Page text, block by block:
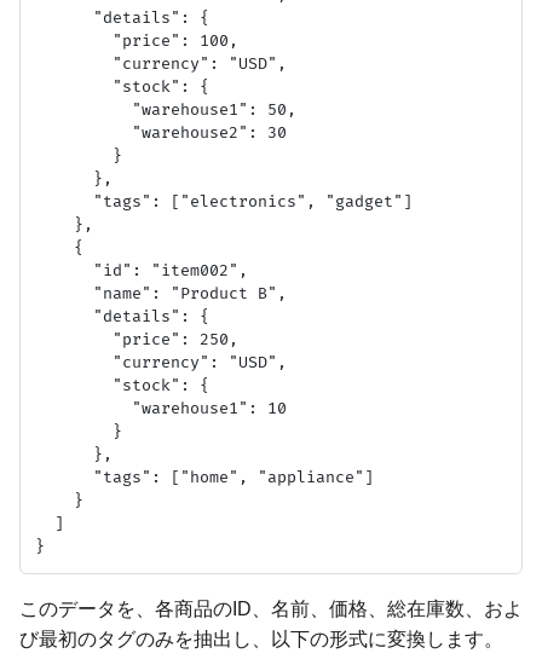
      "details": {
        "price": 100,
        "currency": "USD",
        "stock": {
          "warehouse1": 50,
          "warehouse2": 30
        }
      },
      "tags": ["electronics", "gadget"]
    },
    {
      "id": "item002",
      "name": "Product B",
      "details": {
        "price": 250,
        "currency": "USD",
        "stock": {
          "warehouse1": 10
        }
      },
      "tags": ["home", "appliance"]
    }
  ]
このデータを、各商品のID、名前、価格、総在庫数、およ
び最初のタグのみを抽出し、以下の形式に変換します。